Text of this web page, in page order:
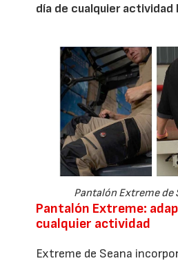
día de cualquier actividad
Pantalón Extreme de
Pantalón Extreme:
cualquier actividad
Extreme de Seana